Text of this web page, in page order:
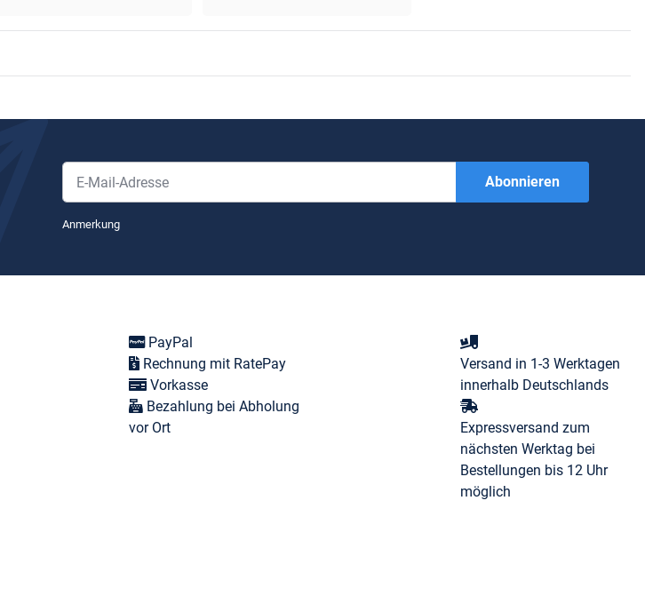
Abonnieren
Anmerkung
PayPal
Rechnung mit RatePay
Vorkasse
Bezahlung bei Abholung
vor Ort
Versand in 1-3 Werktagen
innerhalb Deutschlands
Expressversand zum
nächsten Werktag bei
Bestellungen bis 12 Uhr
möglich